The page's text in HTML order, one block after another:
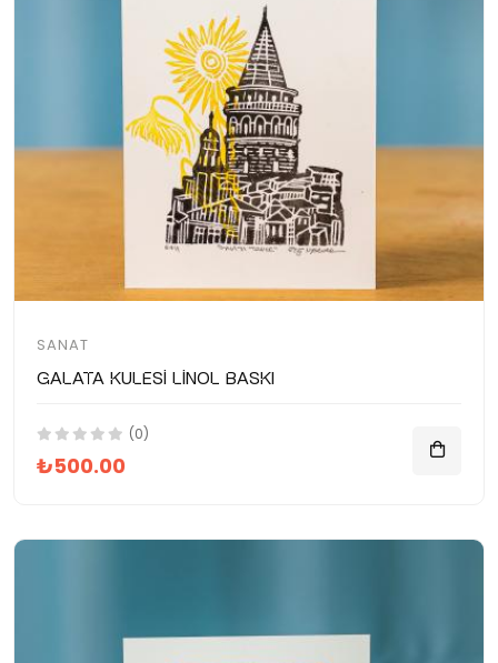
SANAT
Galata Kulesi Linol Baskı
(0)
₺500.00